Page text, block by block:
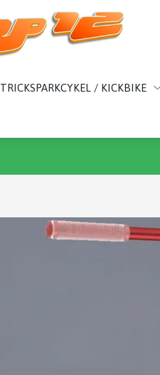
TRICKSPARKCYKEL / KICKBIKE